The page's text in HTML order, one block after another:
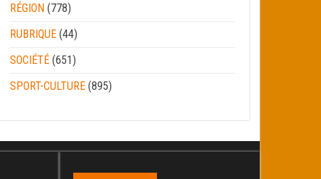
RÉGION (778)
RUBRIQUE (44)
SOCIÉTÉ (651)
SPORT-CULTURE (895)